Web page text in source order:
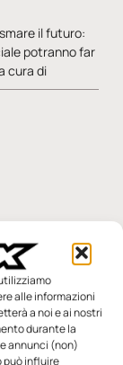
alle informazioni
a noi e ai nostri
durante la
annunci (non)
può influire
il futuro:
potranno far
cura di